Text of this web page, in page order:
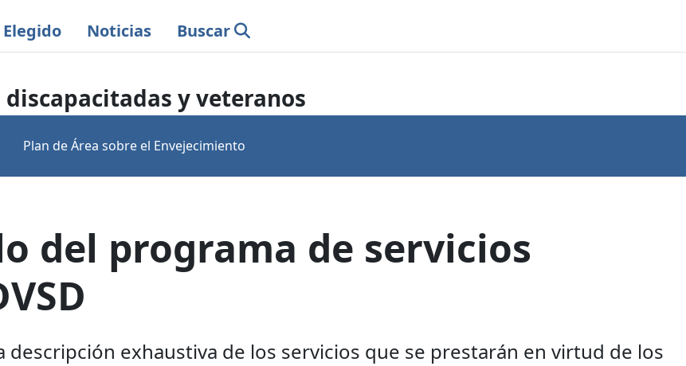
Elegido Noticias Buscar
y veteranos
Plan de Área sobre el Envejecimiento
del programa de servicios
exhaustiva de los servicios que se prestarán en virtud de los